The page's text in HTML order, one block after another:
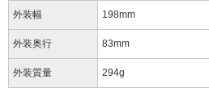
外装幅 198mm
外装奥行 83mm
外装質量 294g